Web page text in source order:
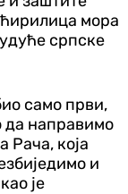
мора
српске
само први,
да направимо
Рача, која
и
је